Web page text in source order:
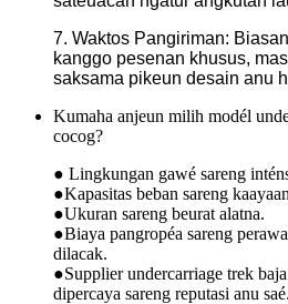
7. Waktos Pangiriman:
kanggo pesenan khusus,
saksama pikeun desain anu
Kumaha anjeun milih modél
cocog?
● Lingkungan gawé sareng
●Kapasitas beban sareng
●Ukuran sareng beurat alatna.
●Biaya pangropéa sareng
dilacak.
●Supplier undercarriage trek
dipercaya sareng reputasi anu saé.